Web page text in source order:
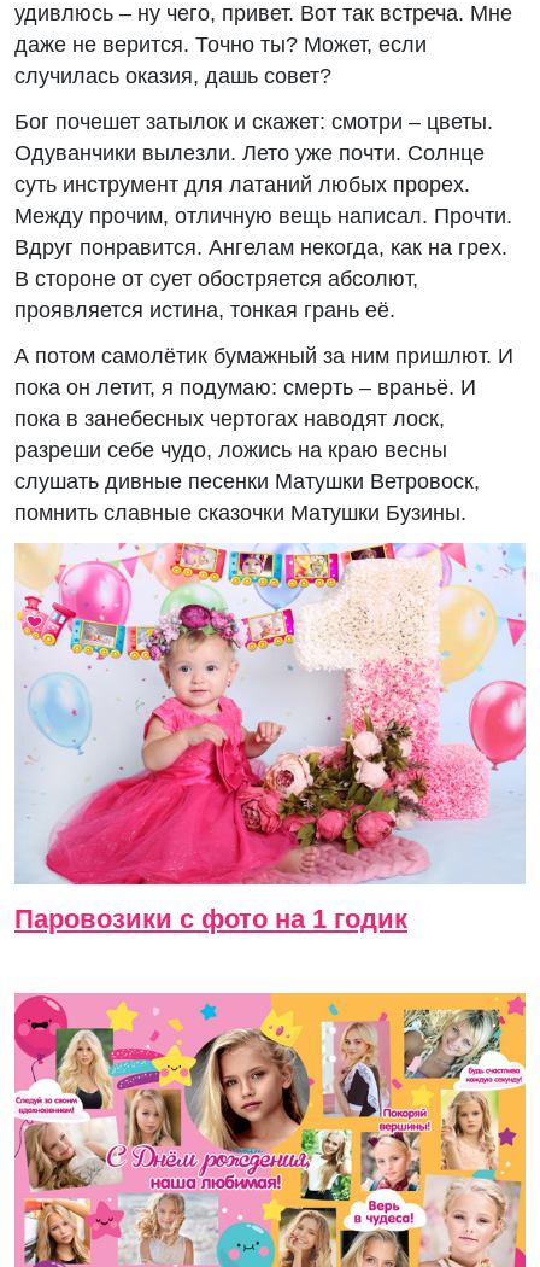
удивлюсь – ну чего, привет. Вот так встреча. Мне
даже не верится. Точно ты? Может, если
случилась оказия, дашь совет?
Бог почешет затылок и скажет: смотри – цветы.
Одуванчики вылезли. Лето уже почти. Солнце
суть инструмент для латаний любых прорех.
Между прочим, отличную вещь написал. Прочти.
Вдруг понравится. Ангелам некогда, как на грех.
В стороне от сует обостряется абсолют,
проявляется истина, тонкая грань её.
А потом самолётик бумажный за ним пришлют. И
пока он летит, я подумаю: смерть – враньë. И
пока в занебесных чертогах наводят лоск,
разреши себе чудо, ложись на краю весны
слушать дивные песенки Матушки Ветровоск,
помнить славные сказочки Матушки Бузины.
Паровозики с фото на 1 годик